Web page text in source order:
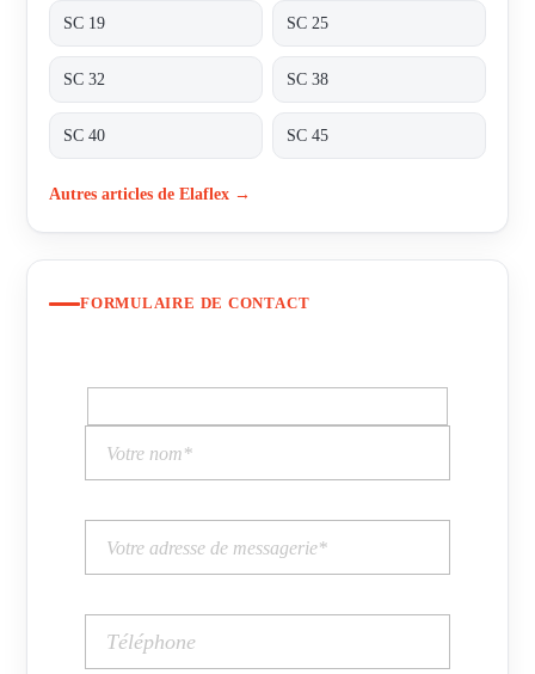
SC 19 SC 25
SC 32 SC 38
SC 40 SC 45
Autres articles de Elaflex →
FORMULAIRE DE CONTACT